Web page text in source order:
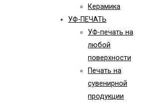
Керамика
УФ-ПЕЧАТЬ
УФ-печать на
любой
поверхности
Печать на
сувенирной
продукции